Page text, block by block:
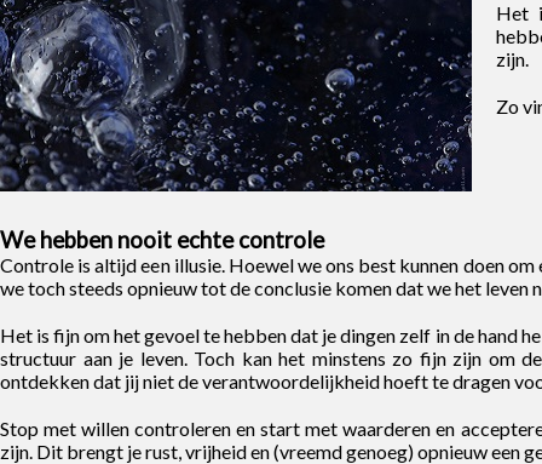
Het
zijn.
Zo
We hebben nooit echte controle
Controle is altijd een illusie. Hoewel we ons best kunnen doen
we toch steeds opnieuw tot de conclusie komen dat we het leven
Het is fijn om het gevoel te hebben dat je dingen zelf in de hand
structuur aan je leven. Toch kan het minstens zo fijn zijn om
ontdekken dat jij niet de verantwoordelijkheid hoeft te dragen
Stop met willen controleren en start met waarderen en
zijn. Dit brengt je rust, vrijheid en (vreemd genoeg) opnieuw een